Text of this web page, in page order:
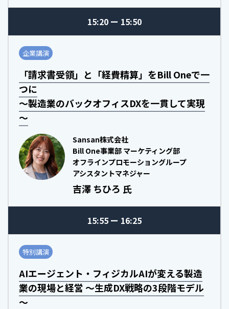
15:20 15:50
企業講演
「請求書受領」と「経費精算」をBill Oneで一
つに
～製造業のバックオフィスDXを一貫して実現
～
Sansan株式会社
Bill One事業部 マーケティング部
オフラインプロモーショングループ
アシスタントマネジャー
吉澤 ちひろ 氏
15:55 16:25
特別講演
AIエージェント・フィジカルAIが変える製造
業の現場と経営 ～生成DX戦略の3段階モデル
～